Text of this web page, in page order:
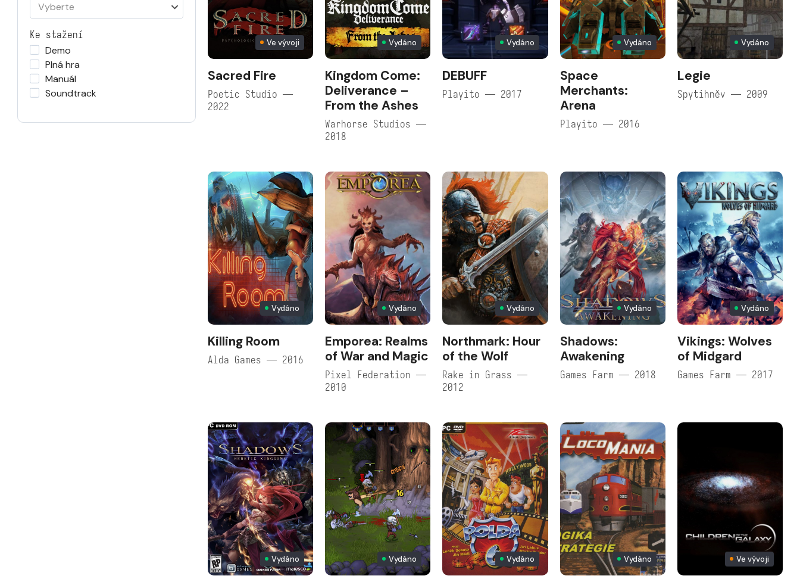
Vyberte
Ke stažení
Demo
Plná hra
Manuál
Soundtrack
Ve vývoji
Sacred Fire
Poetic Studio —
2022
Vydáno
Kingdom Come:
Deliverance –
From the Ashes
Warhorse Studios —
2018
Vydáno
DEBUFF
Playito — 2017
Vydáno
Space
Merchants:
Arena
Playito — 2016
Vydáno
Legie
Spytihněv — 2009
Vydáno
Killing Room
Alda Games — 2016
Vydáno
Emporea: Realms
of War and Magic
Pixel Federation —
2010
Vydáno
Northmark: Hour
of the Wolf
Rake in Grass —
2012
Vydáno
Shadows:
Awakening
Games Farm — 2018
Vydáno
Vikings: Wolves
of Midgard
Games Farm — 2017
Vydáno Vydáno Vydáno Vydáno Ve vývoji